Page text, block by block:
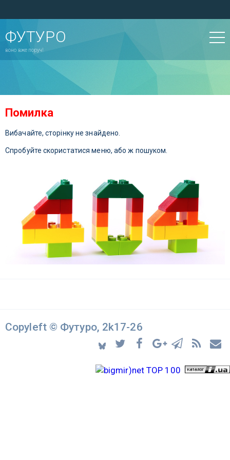
ФУТУРО
воно вже поруч!
Помилка
Вибачайте, сторінку не знайдено.
Спробуйте скористатися меню, або ж пошуком.
Copyleft © Футуро, 2k17-26